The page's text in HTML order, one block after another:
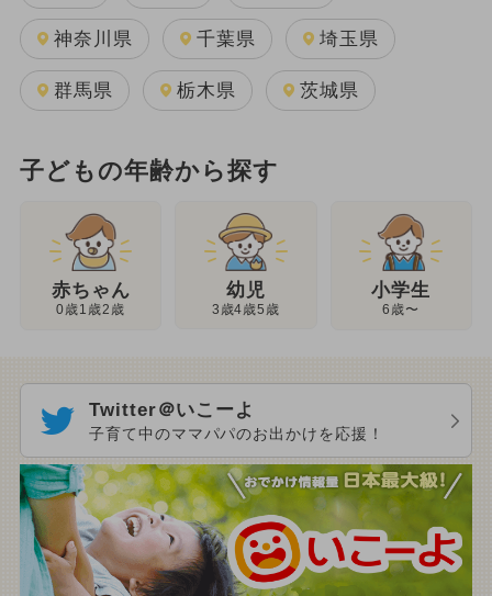
神奈川県 千葉県 埼玉県
群馬県 栃木県 茨城県
子どもの年齢から探す
赤ちゃん
0歳1歳2歳
幼児
3歳4歳5歳
小学生
6歳〜
Twitter＠いこーよ
子育て中のママパパのお出かけを応援！